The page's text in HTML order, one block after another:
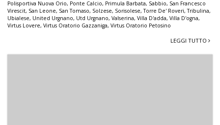
Polisportiva Nuova Orio, Ponte Calcio, Primula Barbata, Sabbio, San Francesco
Virescit, San Leone, San Tomaso, Solzese, Sorisolese,Torre De' Roveri,Tribulina,
Ubialese, United Urgnano, Utd Urgnano, Valserina, Villa D'adda, Villa D'ogna,
Virtus Lovere, Virtus Oratorio Gazzaniga, Virtus Oratorio Petosino
LEGGI TUTTO